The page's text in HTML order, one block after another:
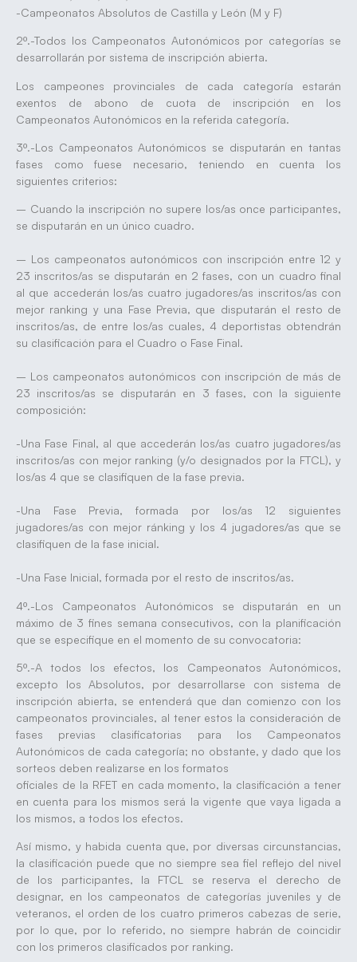
-Campeonatos Absolutos de Castilla y León (M y F)
2º.-Todos los Campeonatos Autonómicos por categorías se
desarrollarán por sistema de inscripción abierta.
Los campeones provinciales de cada categoría estarán
exentos de abono de cuota de inscripción en los
Campeonatos Autonómicos en la referida categoría.
3º.-Los Campeonatos Autonómicos se disputarán en tantas
fases como fuese necesario, teniendo en cuenta los
siguientes criterios:
– Cuando la inscripción no supere los/as once participantes,
se disputarán en un único cuadro.
– Los campeonatos autonómicos con inscripción entre 12 y
23 inscritos/as se disputarán en 2 fases, con un cuadro final
al que accederán los/as cuatro jugadores/as inscritos/as con
mejor ranking y una Fase Previa, que disputarán el resto de
inscritos/as, de entre los/as cuales, 4 deportistas obtendrán
su clasificación para el Cuadro o Fase Final.
– Los campeonatos autonómicos con inscripción de más de
23 inscritos/as se disputarán en 3 fases, con la siguiente
composición:
-Una Fase Final, al que accederán los/as cuatro jugadores/as
inscritos/as con mejor ranking (y/o designados por la FTCL), y
los/as 4 que se clasifiquen de la fase previa.
-Una Fase Previa, formada por los/as 12 siguientes
jugadores/as con mejor ránking y los 4 jugadores/as que se
clasifiquen de la fase inicial.
-Una Fase Inicial, formada por el resto de inscritos/as.
4º.-Los Campeonatos Autonómicos se disputarán en un
máximo de 3 fines semana consecutivos, con la planificación
que se especifique en el momento de su convocatoria:
5º.-A todos los efectos, los Campeonatos Autonómicos,
excepto los Absolutos, por desarrollarse con sistema de
inscripción abierta, se entenderá que dan comienzo con los
campeonatos provinciales, al tener estos la consideración de
fases previas clasificatorias para los Campeonatos
Autonómicos de cada categoría; no obstante, y dado que los
sorteos deben realizarse en los formatos
oficiales de la RFET en cada momento, la clasificación a tener
en cuenta para los mismos será la vigente que vaya ligada a
los mismos, a todos los efectos.
Así mismo, y habida cuenta que, por diversas circunstancias,
la clasificación puede que no siempre sea fiel reflejo del nivel
de los participantes, la FTCL se reserva el derecho de
designar, en los campeonatos de categorías juveniles y de
veteranos, el orden de los cuatro primeros cabezas de serie,
por lo que, por lo referido, no siempre habrán de coincidir
con los primeros clasificados por ranking.